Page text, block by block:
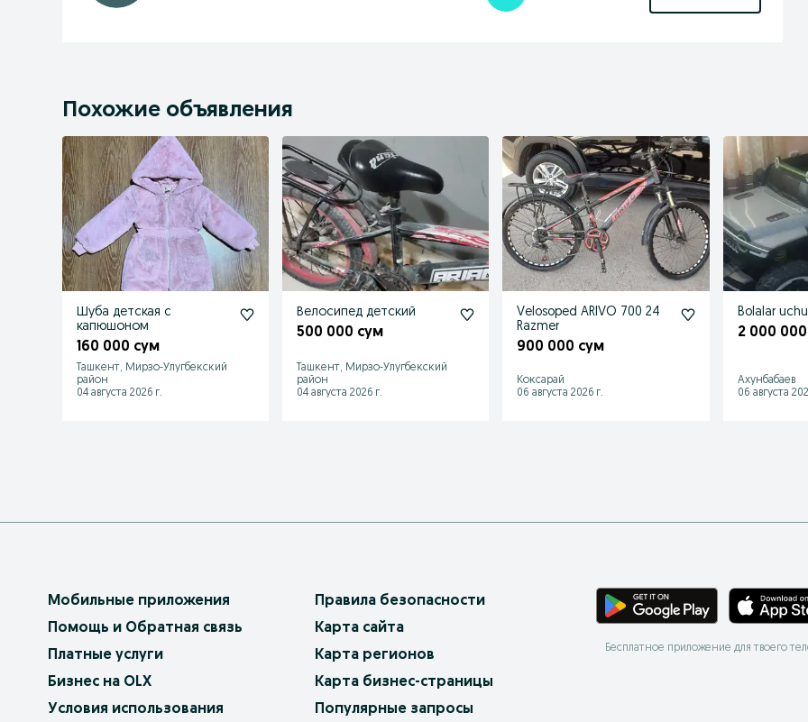
Похожие объявления
Шуба детская с
капюшоном
160 000 сум
Ташкент, Мирзо-Улугбекский
район
04 августа 2026 г.
Велосипед детский
500 000 сум
Ташкент, Мирзо-Улугбекский
район
04 августа 2026 г.
Velosoped ARIVO 700 24
Razmer
900 000 сум
Коксарай
06 августа 2026 г.
Bolalar
2 000
Ахунбабаев
06 августа
Мобильные приложения
Помощь и Обратная связь
Платные услуги
Бизнес на OLX
Условия использования
Правила безопасности
Карта сайта
Карта регионов
Карта бизнес-страницы
Популярные запросы
Бесплатное приложение для твоего